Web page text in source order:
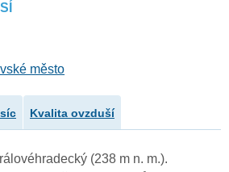
město
Kvalita ovzduší
(238 m n. m.).